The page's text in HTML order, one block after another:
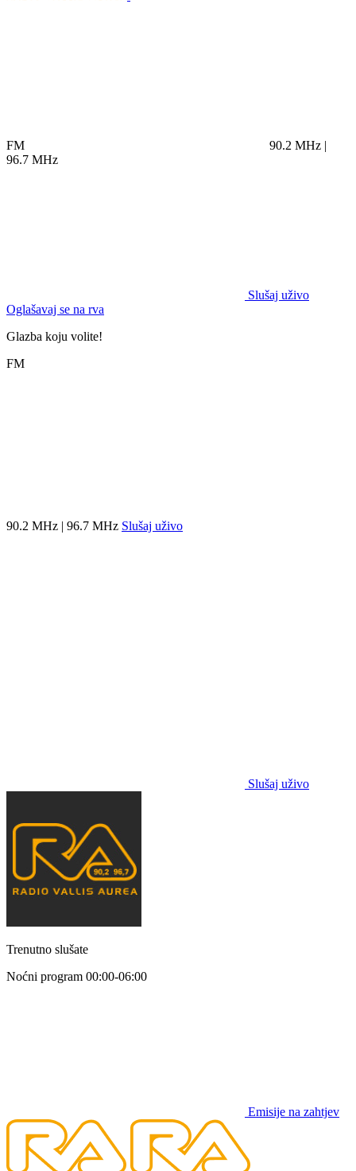
FM
90.2 MHz |
96.7 MHz
Slušaj uživo
Oglašavaj se na rva
Glazba koju volite!
FM
90.2 MHz | 96.7 MHz Slušaj uživo
Slušaj uživo
Trenutno slušate
Noćni program 00:00-06:00
Emisije na zahtjev